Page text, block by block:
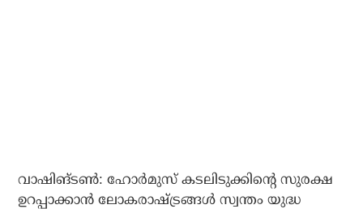
വാഷിങ്ടണ്‍: ഹോര്‍മുസ് കടലിടുക്കിന്റെ സുരക്ഷ
ഉറപ്പാക്കാന്‍ ലോകരാഷ്ട്രങ്ങള്‍ സ്വന്തം യുദ്ധ